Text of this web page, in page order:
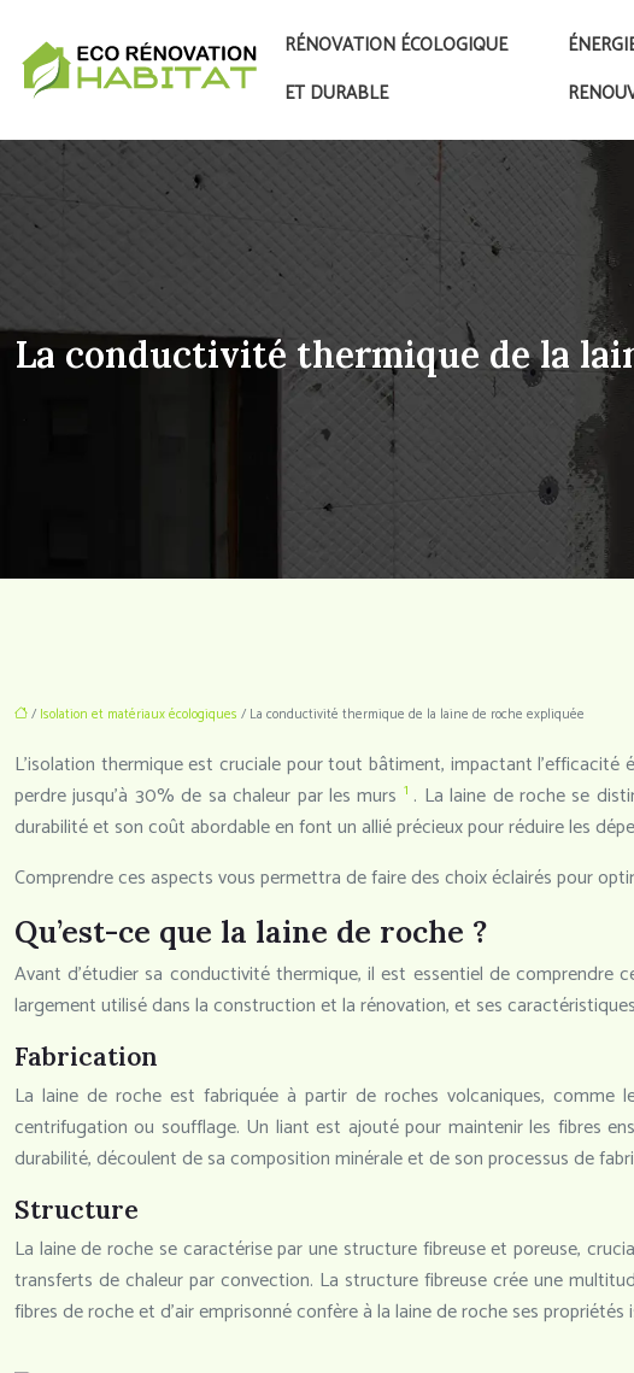
RÉNOVATION ÉCOLOGIQUE
ET DURABLE
La conductivité thermique de la
/ Isolation et matériaux écologiques / La conductivité thermique de la laine de roche expliquée
L’isolation thermique est cruciale pour tout bâtiment, impactant
perdre jusqu’à 30% de sa chaleur par les murs 1 . La laine de roche se
durabilité et son coût abordable en font un allié précieux pour réduire les
Comprendre ces aspects vous permettra de faire des choix éclairés pour
Qu’est-ce que la laine de roche ?
Avant d’étudier sa conductivité thermique, il est essentiel de comprendre
largement utilisé dans la construction et la rénovation, et ses
Fabrication
La laine de roche est fabriquée à partir de roches volcaniques, comme
centrifugation ou soufflage. Un liant est ajouté pour maintenir les fibres
durabilité, découlent de sa composition minérale et de son processus de
Structure
La laine de roche se caractérise par une structure fibreuse et poreuse,
transferts de chaleur par convection. La structure fibreuse crée une
fibres de roche et d’air emprisonné confère à la laine de roche ses propriétés